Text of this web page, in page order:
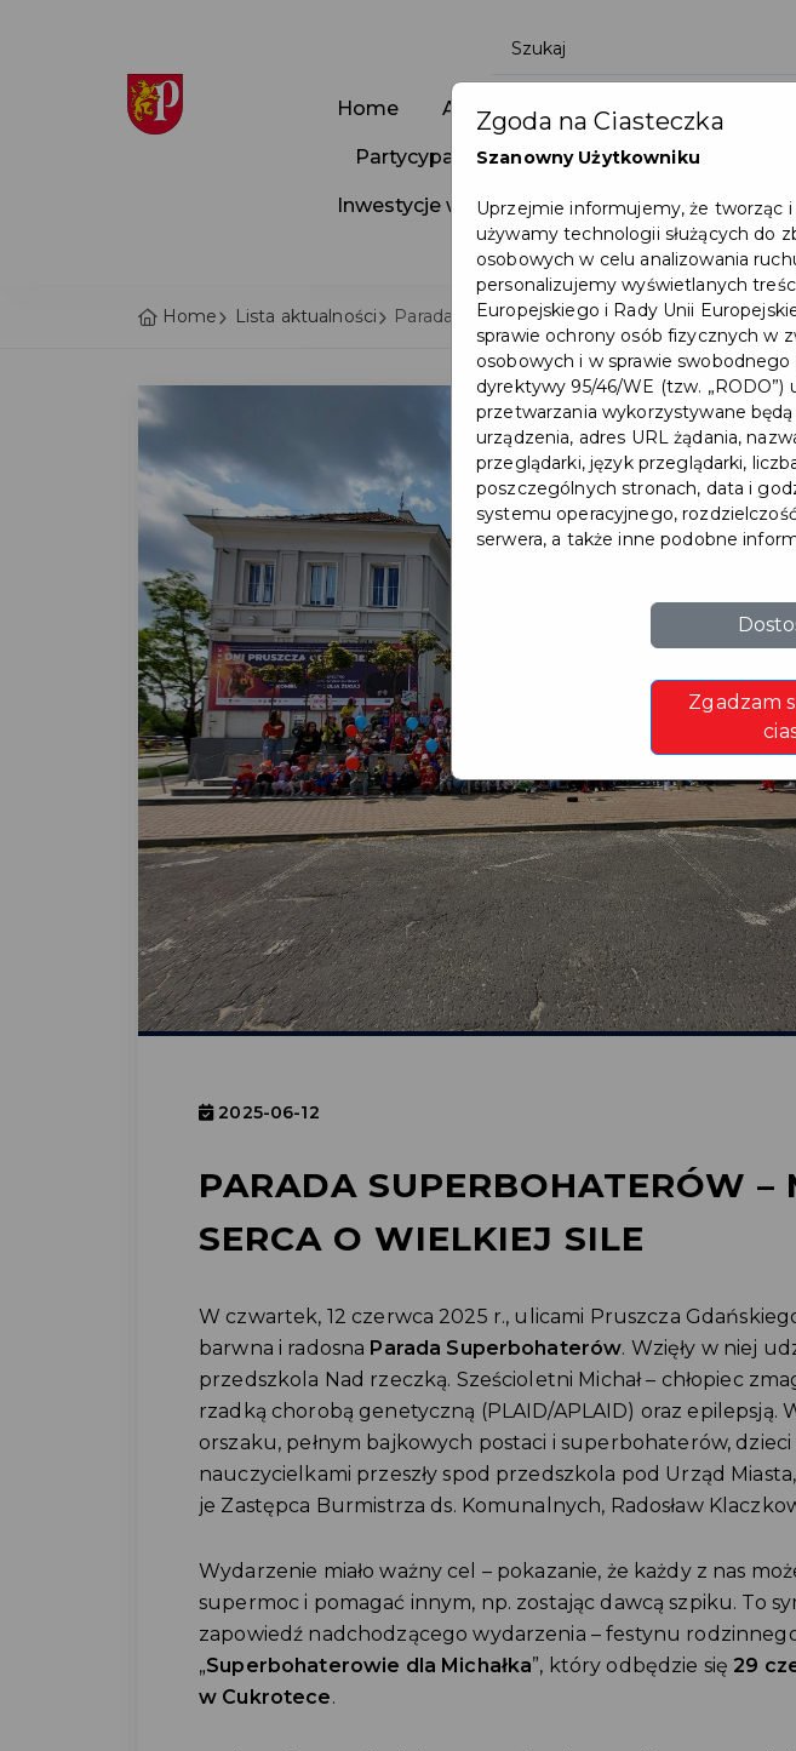
Home Aktualności Wydarzenia
Partycypacja Społeczna Programy
Inwestycje w Pruszczu Mapa Miasta
Home Lista aktualności Parada superbohaterów – małe serca o
2025-06-12
PARADA SUPERBOHATERÓW –
SERCA O WIELKIEJ SILE
W czwartek, 12 czerwca 2025 r., ulicami Pruszcza
barwna i radosna Parada Superbohaterów. Wzięły w niej
przedszkola Nad rzeczką. Sześcioletni Michał – chłopiec
rzadką chorobą genetyczną (PLAID/APLAID) oraz epilepsją.
orszaku, pełnym bajkowych postaci i superbohaterów, dzieci
nauczycielkami przeszły spod przedszkola pod Urząd
je Zastępca Burmistrza ds. Komunalnych, Radosław
Wydarzenie miało ważny cel – pokazanie, że każdy z nas
supermoc i pomagać innym, np. zostając dawcą szpiku. To
zapowiedź nadchodzącego wydarzenia – festynu
„Superbohaterowie dla Michałka”, który odbędzie się 29
w Cukrotece.
Zgoda na Ciasteczka
Szanowny Użytkowniku
Uprzejmie informujemy, że tworząc
używamy technologii służących do
osobowych w celu analizowania
personalizujemy wyświetlanych
Europejskiego i Rady Unii
sprawie ochrony osób fizycznych w
osobowych i w sprawie
dyrektywy 95/46/WE (tzw.
przetwarzania wykorzystywane
urządzenia, adres URL żądania,
przeglądarki, język przeglądarki,
poszczególnych stronach, data i
systemu operacyjnego,
serwera, a także inne podobne
Zgadzam